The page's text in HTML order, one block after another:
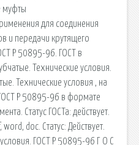
муфты
для соединения
и передачи крутящего
Р 50895-96. ГОСТ в
Технические условия.
Технические условия , на
Р 50895-96 в формате
Статус ГОСТа: действует.
doc. Статус: Действует.
ГОСТ Р 50895-96 Г О С